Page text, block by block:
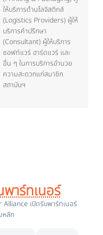
ให้บริการด้านโลจิสติกส์
(Logistics Providers) ผู้ให้
บริการคำปรึกษา
(Consultant) ผู้ให้บริการ
ซอฟท์แวร์ ฮาร์ดแวร์ และ
อื่น ๆ ในการบริการอำนวย
ความสะดวกแก่สมาชิก
สถาบันฯ
าร์ทเนอร์
Alliance เปิดรับพาร์ทเนอร์
หลัก